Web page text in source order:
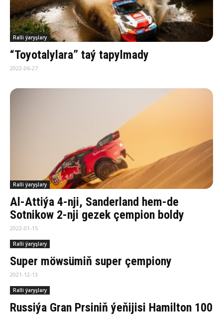
Ralli ýaryşlary
“Toyotalylara” taý tapylmady
2022-06-27
Ralli ýaryşlary
Al-Attiýa 4-nji, Sanderland hem-de
Sotnikow 2-nji gezek çempion boldy
2022-01-15
Ralli ýaryşlary
Super möwsümiň super çempiony
2021-12-13
Ralli ýaryşlary
Russiýa Gran Prsiniň ýeňijisi Hamilton 100